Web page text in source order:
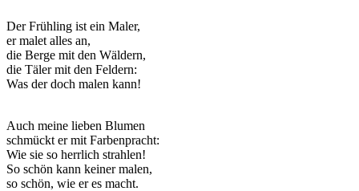
Der Frühling ist ein Maler,
er malet alles an,
die Berge mit den Wäldern,
die Täler mit den Feldern:
Was der doch malen kann!
Auch meine lieben Blumen
schmückt er mit Farbenpracht:
Wie sie so herrlich strahlen!
So schön kann keiner malen,
so schön, wie er es macht.